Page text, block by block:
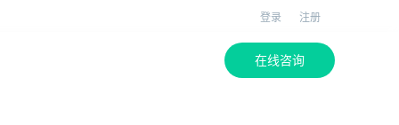
登录 注册
在线咨询